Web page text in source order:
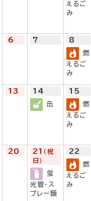
えるご
み
6 7 8
燃
えるご
み
13 14
缶
15
燃
えるご
み
20 21 （祝
日）
蛍
光管・ス
プレー類
22
燃
えるご
み